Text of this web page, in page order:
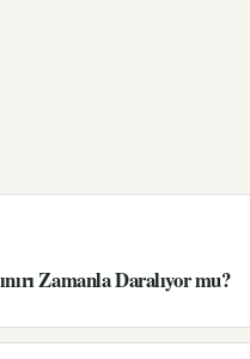
Zamanla Daralıyor mu?